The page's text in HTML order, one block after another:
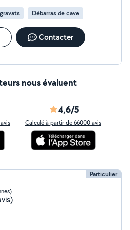
Débarras de cave
Contacter
nous évaluent
4,6/5
Calculé à partir de 66000 avis
Particulier